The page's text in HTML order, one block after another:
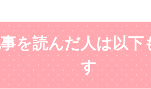
を読んだ人は以下
す